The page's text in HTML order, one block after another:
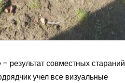
результат совместных стараний
учел все визуальные